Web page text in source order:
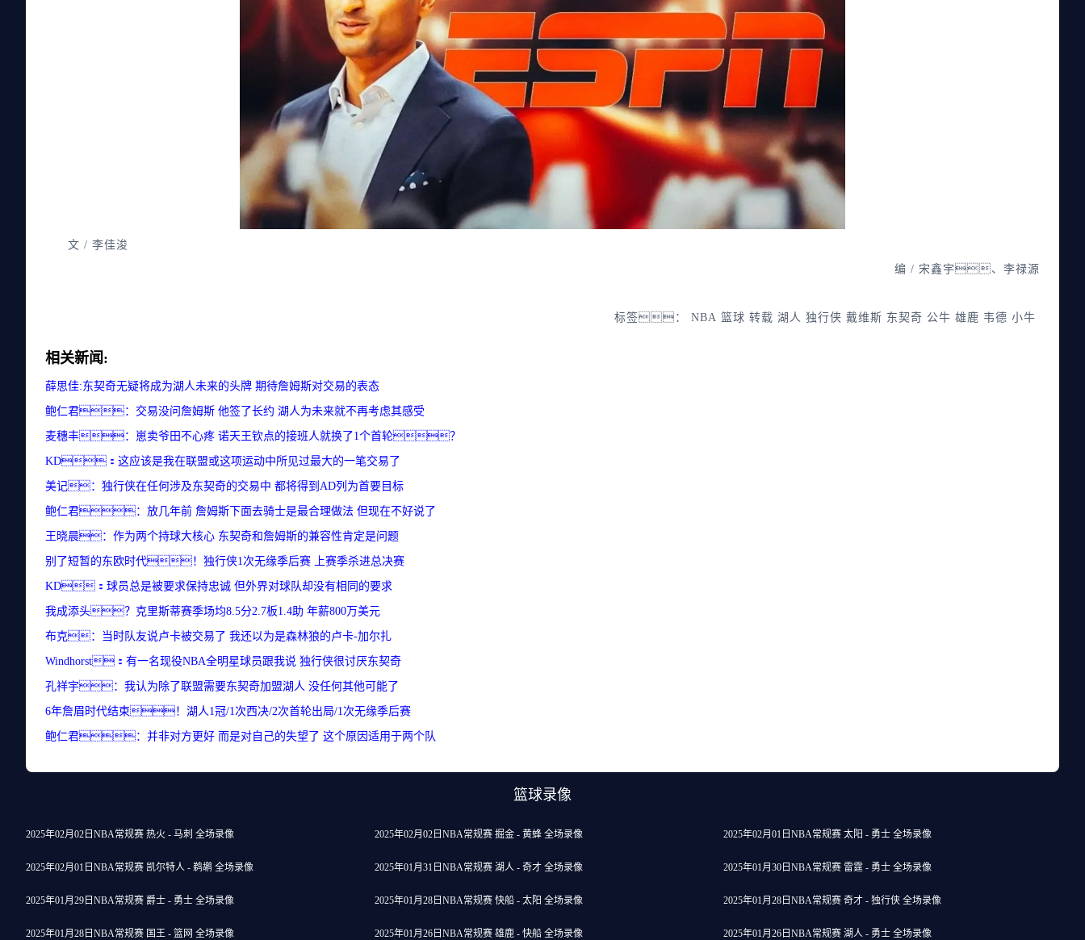
文 / 李佳浚
编 / 宋鑫宇、李禄源
标签： NBA 篮球 转载 湖人 独行侠 戴维斯 东契奇 公牛 雄鹿 韦德 小牛
相关新闻:
薛思佳:东契奇无疑将成为湖人未来的头牌 期待詹姆斯对交易的表态
鲍仁君：交易没问詹姆斯 他签了长约 湖人为未来就不再考虑其感受
麦穗丰：崽卖爷田不心疼 诺天王钦点的接班人就换了1个首轮？
KD：这应该是我在联盟或这项运动中所见过最大的一笔交易了
美记：独行侠在任何涉及东契奇的交易中 都将得到AD列为首要目标
鲍仁君：放几年前 詹姆斯下面去骑士是最合理做法 但现在不好说了
王晓晨：作为两个持球大核心 东契奇和詹姆斯的兼容性肯定是问题
别了短暂的东欧时代！独行侠1次无缘季后赛 上赛季杀进总决赛
KD：球员总是被要求保持忠诚 但外界对球队却没有相同的要求
我成添头？克里斯蒂赛季场均8.5分2.7板1.4助 年薪800万美元
布克：当时队友说卢卡被交易了 我还以为是森林狼的卢卡-加尔扎
Windhorst：有一名现役NBA全明星球员跟我说 独行侠很讨厌东契奇
孔祥宇：我认为除了联盟需要东契奇加盟湖人 没任何其他可能了
6年詹眉时代结束！湖人1冠/1次西决/2次首轮出局/1次无缘季后赛
鲍仁君：并非对方更好 而是对自己的失望了 这个原因适用于两个队
篮球录像
2025年02月02日NBA常规赛 热火 - 马刺 全场录像 2025年02月02日NBA常规赛 掘金 - 黄蜂 全场录像 2025年02月01日NBA常规赛 太阳 - 勇士 全场录像
2025年02月01日NBA常规赛 凯尔特人 - 鹈鹕 全场录像 2025年01月31日NBA常规赛 湖人 - 奇才 全场录像 2025年01月30日NBA常规赛 雷霆 - 勇士 全场录像
2025年01月29日NBA常规赛 爵士 - 勇士 全场录像 2025年01月28日NBA常规赛 快船 - 太阳 全场录像 2025年01月28日NBA常规赛 奇才 - 独行侠 全场录像
2025年01月28日NBA常规赛 国王 - 篮网 全场录像 2025年01月26日NBA常规赛 雄鹿 - 快船 全场录像 2025年01月26日NBA常规赛 湖人 - 勇士 全场录像